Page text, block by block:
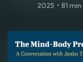
2025 • 81 min